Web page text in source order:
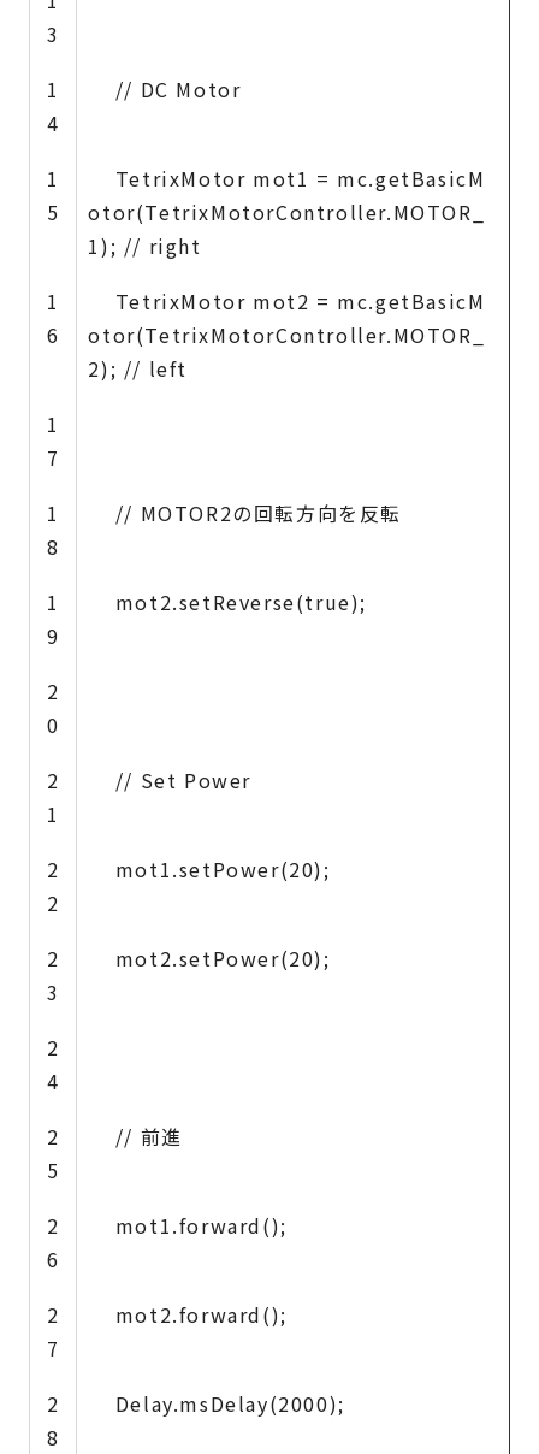
3
1
4
// DC Motor
1
5
TetrixMotor mot1 = mc.getBasicM
otor(TetrixMotorController.MOTOR_
1); // right
1
6
TetrixMotor mot2 = mc.getBasicM
otor(TetrixMotorController.MOTOR_
2); // left
1
7
1
8
// MOTOR2の回転方向を反転
1
9
mot2.setReverse(true);
2
0
2
1
// Set Power
2
2
mot1.setPower(20);
2
3
mot2.setPower(20);
2
4
2
5
// 前進
2
6
mot1.forward();
2
7
mot2.forward();
2
8
Delay.msDelay(2000);